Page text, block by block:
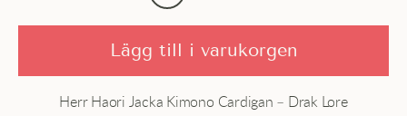
Lägg till i varukorgen
Herr Haori Jacka Kimono Cardigan – Drak Lore